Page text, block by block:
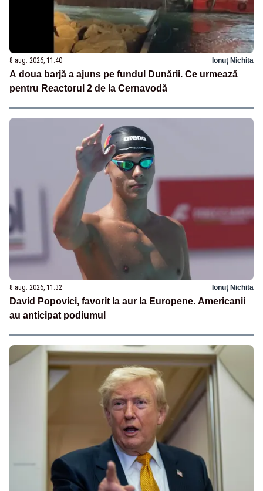
8 aug. 2026, 11:40 Ionuț Nichita
A doua barjă a ajuns pe fundul Dunării. Ce urmează
pentru Reactorul 2 de la Cernavodă
8 aug. 2026, 11:32 Ionuț Nichita
David Popovici, favorit la aur la Europene. Americanii
au anticipat podiumul